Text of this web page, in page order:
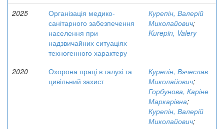
2025
Організація медико-
санітарного забезпечення
населення при
надзвичайних ситуаціях
техногенного характеру
Курепін, Валерій
Миколайович;
Kurepin, Valery
2020
Охорона праці в галузі та
цивільний захист
Курепін, Вячеслав
Миколайович;
Горбунова, Каріне
Маркарівна;
Курепін, Валерій
Миколайович;